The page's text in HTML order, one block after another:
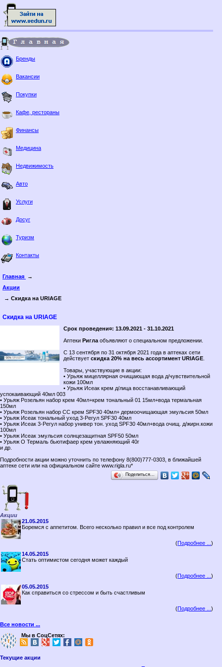
Бренды
Вакансии
Покупки
Кафе, рестораны
Финансы
Медицина
Недвижимость
Авто
Услуги
Досуг
Туризм
Контакты
Главная
→
Акции
→ Скидка на URIAGE
Скидка на URIAGE
Срок проведени¤: 13.09.2021 - 31.10.2021
Аптеки Ригла объявляют о специальном предложении.
C 13 сентября по 31 октября 2021 года в аптеках сети
действует скидка 20% на весь ассортимент URIAGE
Товары, участвующие в акции:
• Урьяж мицеллярная очищающая вода д/чувствительной
кожи 100мл
• Урьяж Исеак крем д/лица восстанавливающий
успокаивающий 40мл 003
• Урьяж Розельян набор крем 40мл+крем тональный 01 15мл+вода термальная
150мл
• Урьяж Розельян набор СС крем SPF30 40мл+ дермоочищающая эмульсия 50мл
• Урьяж Исеак тональный уход 3-Регул SPF30 40мл
• Урьяж Исеак 3-Регул набор универ тон. уход SPF30 40мл+вода очищ. д/жирн.кожи
100мл
• Урьяж Исеак эмульсия солнцезащитная SPF50 50мл
• Урьяж О Термаль бьютифаер крем увлажняющий 40г
и др.
Подробности акции можно уточнить по телефону 8(800)777-0303, в ближайшей
аптеке сети или на официальном сайте www.rigla.ru*
Поделиться…
Акции
21.05.2015
Боремся с аппетитом. Всего несколько правил и все под контролем
(Подробнее ...)
14.05.2015
Стать оптимистом сегодня может каждый
(Подробнее ...)
05.05.2015
Как справиться со стрессом и быть счастливым
(Подробнее ...)
Все новости ...
Мы в СоцСетях:
Текущие акции